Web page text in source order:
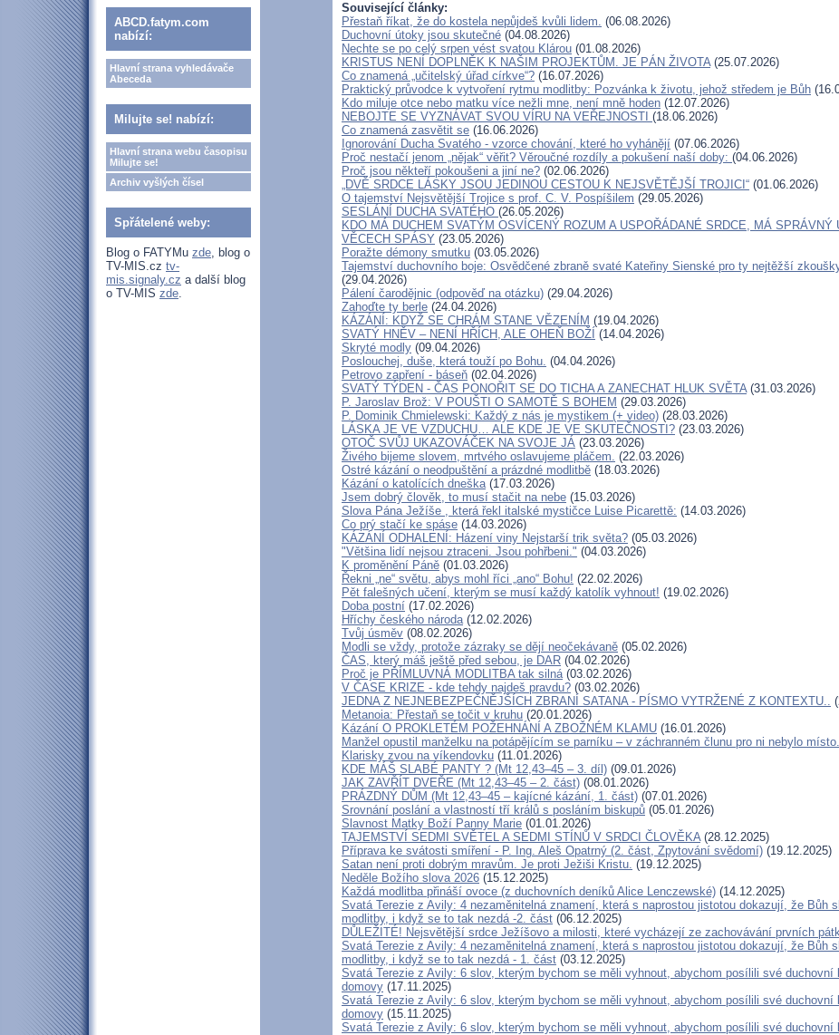
ABCD.fatym.com
nabízí:
Hlavní strana vyhledávače
Abeceda
Milujte se! nabízí:
Hlavní strana webu časopisu
Milujte se!
Archiv vyšlých čísel
Spřátelené weby:
Blog o FATYMu zde, blog o
TV-MIS.cz tv-
mis.signaly.cz a další blog
o TV-MIS zde.
Související články:
Přestaň říkat, že do kostela nepůjdeš kvůli lidem. (06.08.2026)
Duchovní útoky jsou skutečné (04.08.2026)
Nechte se po celý srpen vést svatou Klárou (01.08.2026)
KRISTUS NENÍ DOPLNĚK K NAŠIM PROJEKTŮM. JE PÁN ŽIVOTA(25.07.2026)
Co znamená „učitelský úřad církve“? (16.07.2026)
Praktický průvodce k vytvoření rytmu modlitby: Pozvánka k životu, jehož středem je Bůh
Kdo miluje otce nebo matku více nežli mne, není mně hoden (12.07.2026)
NEBOJTE SE VYZNÁVAT SVOU VÍRU NA VEŘEJNOSTI (18.06.2026)
Co znamená zasvětit se (16.06.2026)
Ignorování Ducha Svatého - vzorce chování, které ho vyhánějí (07.06.2026)
Proč nestačí jenom „nějak“ věřit? Věroučné rozdíly a pokušení naší doby: (04.06.2026)
Proč jsou někteří pokoušeni a jiní ne? (02.06.2026)
„DVĚ SRDCE LÁSKY JSOU JEDINOU CESTOU K NEJSVĚTĚJŠÍ TROJICI“ (01.06.2026)
O tajemství Nejsvětější Trojice s prof. C. V. Pospíšilem (29.05.2026)
SESLÁNÍ DUCHA SVATÉHO (26.05.2026)
KDO MÁ DUCHEM SVATÝM OSVÍCENÝ ROZUM A USPOŘÁDANÉ SRDCE, MÁ SPRÁVNÝ
VĚCECH SPÁSY (23.05.2026)
Poražte démony smutku (03.05.2026)
Tajemství duchovního boje: Osvědčené zbraně svaté Kateřiny Sienské pro ty nejtěžší
(29.04.2026)
Pálení čarodějnic (odpověď na otázku) (29.04.2026)
Zahoďte ty berle (24.04.2026)
KÁZÁNÍ: KDYŽ SE CHRÁM STANE VĚZENÍM (19.04.2026)
SVATÝ HNĚV – NENÍ HŘÍCH, ALE OHEŇ BOŽÍ (14.04.2026)
Skryté modly (09.04.2026)
Poslouchej, duše, která touží po Bohu. (04.04.2026)
Petrovo zapření - báseň (02.04.2026)
SVATÝ TÝDEN - ČAS PONOŘIT SE DO TICHA A ZANECHAT HLUK SVĚTA(31.03.2026)
P. Jaroslav Brož: V POUŠTI O SAMOTĚ S BOHEM (29.03.2026)
P. Dominik Chmielewski: Každý z nás je mystikem (+ video) (28.03.2026)
LÁSKA JE VE VZDUCHU… ALE KDE JE VE SKUTEČNOSTI? (23.03.2026)
OTOČ SVŮJ UKAZOVÁČEK NA SVOJE JÁ (23.03.2026)
Živého bijeme slovem, mrtvého oslavujeme pláčem. (22.03.2026)
Ostré kázání o neodpuštění a prázdné modlitbě (18.03.2026)
Kázání o katolících dneška(17.03.2026)
Jsem dobrý člověk, to musí stačit na nebe (15.03.2026)
Slova Pána Ježíše , která řekl italské mystičce Luise Picarettě: (14.03.2026)
Co prý stačí ke spáse (14.03.2026)
KÁZÁNÍ ODHALENÍ: Házení viny Nejstarší trik světa? (05.03.2026)
"Většina lidí nejsou ztraceni. Jsou pohřbeni." (04.03.2026)
K proměnění Páně (01.03.2026)
Řekni „ne“ světu, abys mohl říci „ano“ Bohu! (22.02.2026)
Pět falešných učení, kterým se musí každý katolík vyhnout! (19.02.2026)
Doba postní (17.02.2026)
Hříchy českého národa(12.02.2026)
Tvůj úsměv (08.02.2026)
Modli se vždy, protože zázraky se dějí neočekávaně (05.02.2026)
ČAS, který máš ještě před sebou, je DAR (04.02.2026)
Proč je PŘÍMLUVNÁ MODLITBA tak silná(03.02.2026)
V ČASE KRIZE - kde tehdy najdeš pravdu? (03.02.2026)
JEDNA Z NEJNEBEZPEČNĚJŠÍCH ZBRANÍ SATANA - PÍSMO VYTRŽENÉ Z KONTEXTU..
Metanoia: Přestaň se točit v kruhu (20.01.2026)
Kázání O PROKLETÉM POŽEHNÁNÍ A ZBOŽNÉM KLAMU (16.01.2026)
Manžel opustil manželku na potápějícím se parníku – v záchranném člunu pro ni nebylo místo.
Klarisky zvou na víkendovku (11.01.2026)
KDE MÁŠ SLABÉ PANTY ? (Mt 12,43–45 – 3. díl) (09.01.2026)
JAK ZAVŘÍT DVEŘE (Mt 12,43–45 – 2. část) (08.01.2026)
PRÁZDNÝ DŮM (Mt 12,43–45 – kajícné kázání, 1. část) (07.01.2026)
Srovnání poslání a vlastností tří králů s posláním biskupů (05.01.2026)
Slavnost Matky Boží Panny Marie (01.01.2026)
TAJEMSTVÍ SEDMI SVĚTEL A SEDMI STÍNŮ V SRDCI ČLOVĚKA(28.12.2025)
Příprava ke svátosti smíření - P. Ing. Aleš Opatrný (2. část, Zpytování svědomí) (19.12.2025)
Satan není proti dobrým mravům. Je proti Ježiši Kristu. (19.12.2025)
Neděle Božího slova 2026 (15.12.2025)
Každá modlitba přináší ovoce (z duchovních deníků Alice Lenczewské) (14.12.2025)
Svatá Terezie z Avily: 4 nezaměnitelná znamení, která s naprostou jistotou dokazují, že Bůh
modlitby, i když se to tak nezdá -2. část (06.12.2025)
DŮLEŽITÉ! Nejsvětější srdce Ježíšovo a milosti, které vycházejí ze zachovávání prvních
Svatá Terezie z Avily: 4 nezaměnitelná znamení, která s naprostou jistotou dokazují, že Bůh
modlitby, i když se to tak nezdá - 1. část (03.12.2025)
Svatá Terezie z Avily: 6 slov, kterým bychom se měli vyhnout, abychom posílili své duchovní
domovy (17.11.2025)
Svatá Terezie z Avily: 6 slov, kterým bychom se měli vyhnout, abychom posílili své duchovní
domovy (15.11.2025)
Svatá Terezie z Avily: 6 slov, kterým bychom se měli vyhnout, abychom posílili své duchovní